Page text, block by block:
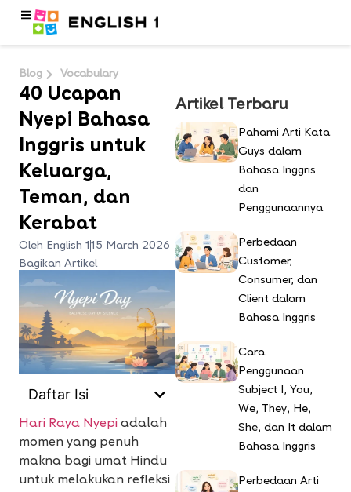
Blog Vocabulary
40 Ucapan
Nyepi Bahasa
Inggris untuk
Keluarga,
Teman, dan
Kerabat
Oleh English 1 15 March 2026
Bagikan Artikel
Daftar Isi
Hari Raya Nyepi adalah
momen yang penuh
makna bagi umat Hindu
untuk melakukan refleksi
Artikel Terbaru
Pahami Arti Kata
Guys dalam
Bahasa Inggris
dan
Penggunaannya
Perbedaan
Customer,
Consumer, dan
Client dalam
Bahasa Inggris
Cara
Penggunaan
Subject I, You,
We, They, He,
She, dan It dalam
Bahasa Inggris
Perbedaan Arti